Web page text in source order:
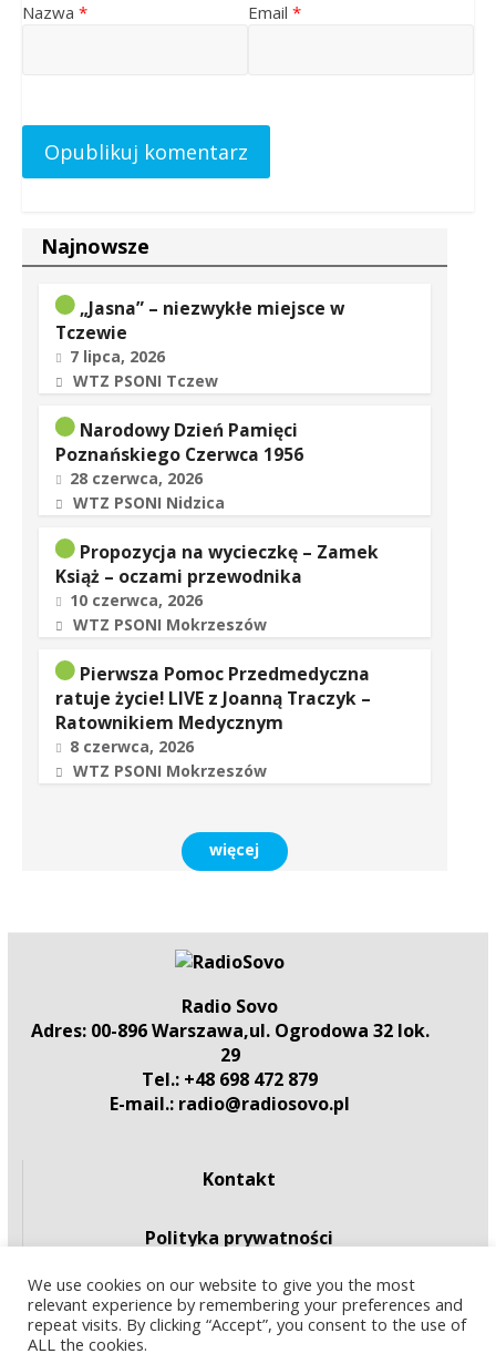
Nazwa * Email *
Najnowsze
„Jasna” – niezwykłe miejsce w
Tczewie
7 lipca, 2026
WTZ PSONI Tczew
Narodowy Dzień Pamięci
Poznańskiego Czerwca 1956
28 czerwca, 2026
WTZ PSONI Nidzica
Propozycja na wycieczkę – Zamek
Książ – oczami przewodnika
10 czerwca, 2026
WTZ PSONI Mokrzeszów
Pierwsza Pomoc Przedmedyczna
ratuje życie! LIVE z Joanną Traczyk –
Ratownikiem Medycznym
8 czerwca, 2026
WTZ PSONI Mokrzeszów
więcej
Radio Sovo
Adres: 00-896 Warszawa,ul. Ogrodowa 32 lok.
29
Tel.: +48 698 472 879
E-mail.: radio@radiosovo.pl
Kontakt
Polityka prywatności
Utwory na tym portalu są dostępne nalicencji
Creative Commons Uznanie autorstwa - Użycie niekomercyjne - Bez
We use cookies on our website to give you the most
relevant experience by remembering your preferences and
repeat visits. By clicking “Accept”, you consent to the use of
ALL the cookies.